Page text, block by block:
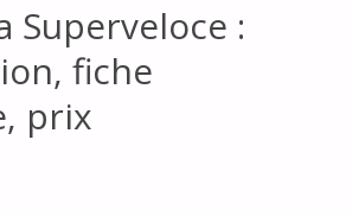
Superveloce :
fiche
prix